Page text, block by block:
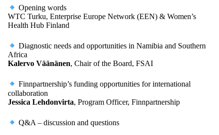
Opening words
WTC Turku, Enterprise Europe Network (EEN) & Women’s
Health Hub Finland
Diagnostic needs and opportunities in Namibia and Southern
Africa
Kalervo Väänänen, Chair of the Board, FSAI
Finnpartnership’s funding opportunities for international
collaboration
Jessica Lehdonvirta, Program Officer, Finnpartnership
Q&A – discussion and questions